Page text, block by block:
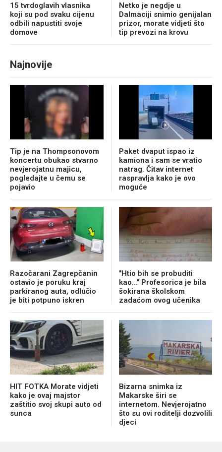
15 tvrdoglavih vlasnika
koji su pod svaku cijenu
odbili napustiti svoje
domove
Netko je negdje u
Dalmaciji snimio genijalan
prizor, morate vidjeti što
tip prevozi na krovu
Najnovije
Tip je na Thompsonovom
koncertu obukao stvarno
nevjerojatnu majicu,
pogledajte u čemu se
pojavio
Paket dvaput ispao iz
kamiona i sam se vratio
natrag. Čitav internet
raspravlja kako je ovo
moguće
Razočarani Zagrepčanin
ostavio je poruku kraj
parkiranog auta, odlučio
je biti potpuno iskren
"Htio bih se probuditi
kao..." Profesorica je bila
šokirana školskom
zadaćom ovog učenika
HIT FOTKA Morate vidjeti
kako je ovaj majstor
zaštitio svoj skupi auto od
sunca
Bizarna snimka iz
Makarske širi se
internetom. Nevjerojatno
što su ovi roditelji dozvolili
djeci